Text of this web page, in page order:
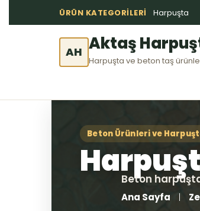
ÜRÜN KATEGORILERI Harpuşta
AH Aktaş
Harpuşta ve beton taş
Ana Sayfa